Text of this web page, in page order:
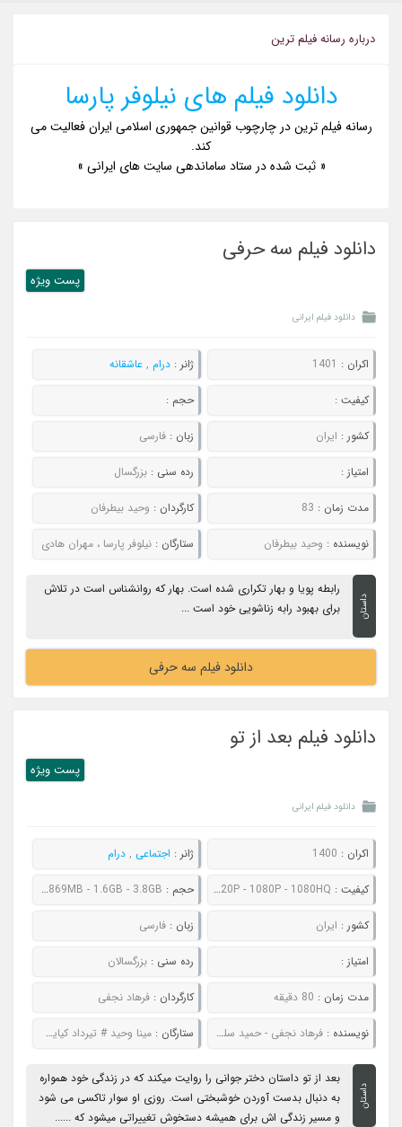
درباره رسانه فیلم ترین
دانلود فیلم های نیلوفر پارسا
رسانه فیلم ترین در چارچوب قوانین جمهوری اسلامی ایران فعالیت می
کند.
« ثبت شده در ستاد ساماندهی سایت های ایرانی »
دانلود فیلم سه حرفی
پست ويژه
دانلود فیلم ایرانی
اکران : 1401 ژانر : درام , عاشقانه
کیفیت : حجم :
کشور : ایران زبان : فارسی
امتیاز : رده سنی : بزرگسال
مدت زمان : 83 کارگردان : وحید بیطرفان
نویسنده : وحید بیطرفان ستارگان : نیلوفر پارسا ، مهران هادی
داستان
رابطه پویا و بهار تکراری شده است. بهار که روانشناس است در تلاش
برای بهبود رابه زناشویی خود است ...
دانلود فیلم سه حرفی
دانلود فیلم بعد از تو
پست ويژه
دانلود فیلم ایرانی
اکران : 1400 ژانر : اجتماعی , درام
کیفیت : 480P - 720P - 1080P - 1080HQ حجم : 278MB - 448MB - 869MB - 1.6GB - 3.8GB
کشور : ایران زبان : فارسی
امتیاز : رده سنی : بزرگسالان
مدت زمان : 80 دقیقه کارگردان : فرهاد نجفی
نویسنده :فرهاد نجفی - حمید سلیمی ستارگان : مینا وحید # تیرداد کیایی # محمد مهدی حسینی # نیلوفر پارسا
داستان
بعد از تو داستان دختر جوانی را روایت میکند که در زندگی خود همواره
به دنبال بدست آوردن خوشبختی است. روزی او سوار تاکسی می شود
و مسیر زندگی اش برای همیشه دستخوش تغییراتی میشود که ......